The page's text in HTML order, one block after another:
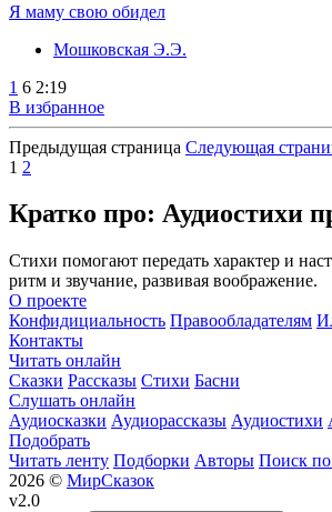
Я маму свою обидел
Мошковская Э.Э.
1 6 2:19
В избранное
Предыдущая страница Следующая
1 2
Кратко про: Аудиостихи
Стихи помогают передать характер и
ритм и звучание, развивая воображение.
О проекте
Конфидициальность Правообладателям
Контакты
Читать онлайн
Сказки Рассказы Стихи Басни
Слушать онлайн
Аудиосказки Аудиорассказы Аудиостихи
Подобрать
Читать ленту Подборки Авторы Поиск по
2026 © МирСказок
v2.0